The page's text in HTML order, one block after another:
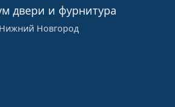
двери и фурнитура
Нижний Новгород